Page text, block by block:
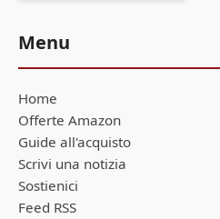
Menu
Home
Offerte Amazon
Guide all'acquisto
Scrivi una notizia
Sostienici
Feed RSS